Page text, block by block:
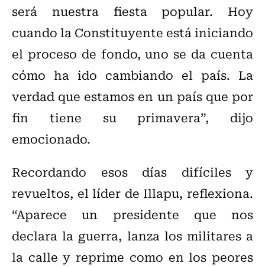
será nuestra fiesta popular. Hoy
cuando la Constituyente está iniciando
el proceso de fondo, uno se da cuenta
cómo ha ido cambiando el país. La
verdad que estamos en un país que por
fin tiene su primavera”, dijo
emocionado.
Recordando esos días difíciles y
revueltos, el líder de Illapu, reflexiona.
“Aparece un presidente que nos
declara la guerra, lanza los militares a
la calle y reprime como en los peores